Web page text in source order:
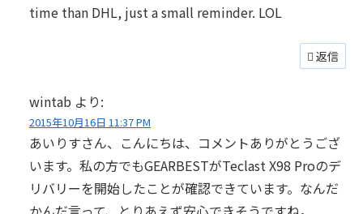
time than DHL, just a small reminder. LOL
返信
wintab より:
2015年10月16日 11:37 PM
あいりすさん、こんにちは、コメントありがとうござ
います。私の方でもGEARBESTがTeclast X98 Proのデ
リバリーを開始したことが確認できています。なんだ